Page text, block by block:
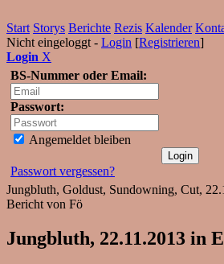
Start Storys Berichte Rezis Kalender
Nicht eingeloggt - Login [Registrieren]
Login X
BS-Nummer oder Email:
Passwort:
Angemeldet bleiben
Passwort vergessen?
Jungbluth, Goldust, Sundowning, Cut,
Bericht von Fö
Jungbluth, 22.11.2013 in